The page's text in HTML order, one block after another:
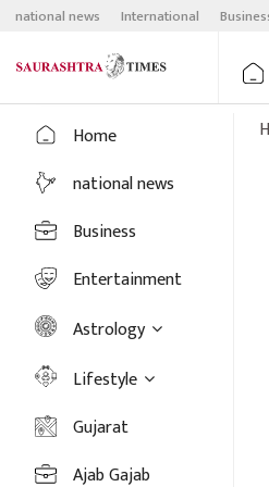
Skip
content
national news International
Home
national news
Business
Entertainment
Astrology
Lifestyle
Gujarat
Ajab Gajab